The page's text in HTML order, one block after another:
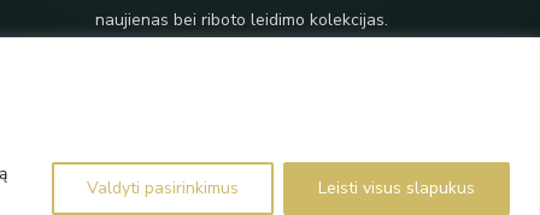
Valdyti pasirinkimus Leisti visus slapukus
naujienas bei riboto leidimo kolekcijas.